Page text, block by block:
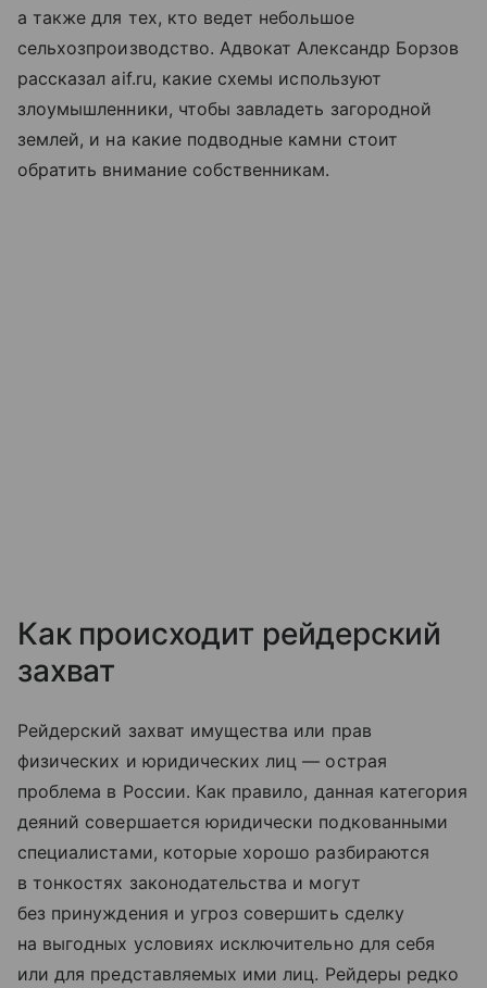
а также для тех, кто ведет небольшое
сельхозпроизводство. Адвокат Александр Борзов
рассказал aif.ru, какие схемы используют
злоумышленники, чтобы завладеть загородной
землей, и на какие подводные камни стоит
обратить внимание собственникам.
Как происходит рейдерский
захват
Рейдерский захват имущества или прав
физических и юридических лиц — острая
проблема в России. Как правило, данная категория
деяний совершается юридически подкованными
специалистами, которые хорошо разбираются
в тонкостях законодательства и могут
без принуждения и угроз совершить сделку
на выгодных условиях исключительно для себя
или для представляемых ими лиц. Рейдеры редко